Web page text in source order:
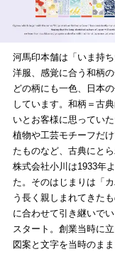
河馬印本舗は「いま持
洋服、感覚に合う和柄
どの柄にも一色、日本
しています。和柄＝古
いとお客様に思ってい
植物や工芸モチーフだ
たものなど、古典にと
株式会社小川は1933年
た。そのはじまりは「
う長く親しまれてきた
に合わせて引き継いで
スタート。創業当時に
図案と文字を当時のま